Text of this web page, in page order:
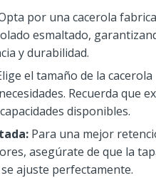
por una cacerola
esmaltado,
y durabilidad.
el tamaño de la cacerola
Recuerda que
disponibles.
Para una mejor
asegúrate de que la
ajuste perfectamente.